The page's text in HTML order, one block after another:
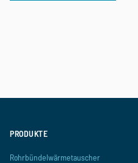
PRODUKTE
Rohrbündelwärmetauscher